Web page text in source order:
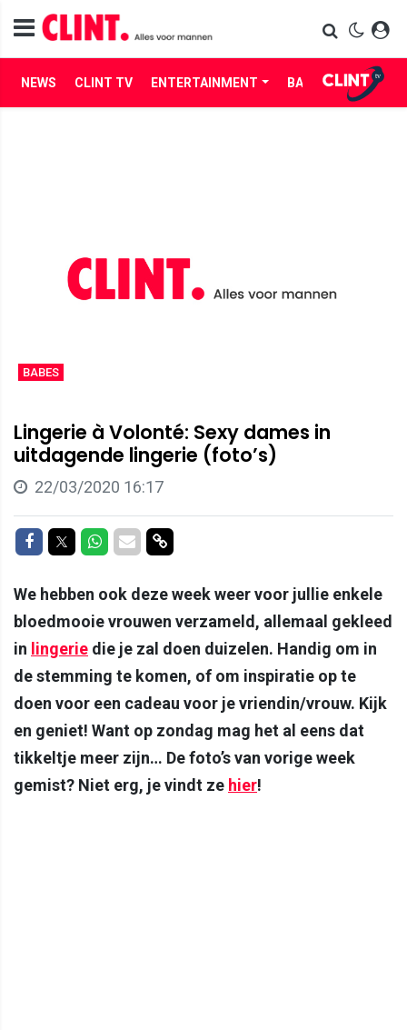
NEWS CLINT TV ENTERTAINMENT BABES LIFE
BABES
Lingerie à Volonté: Sexy dames in
uitdagende lingerie (foto’s)
22/03/2020 16:17
Delen op Facebook
Delen op Twitter
Delen op Whatsapp
Delen via Mail
Delen via link
We hebben ook deze week weer voor jullie enkele
bloedmooie vrouwen verzameld, allemaal gekleed
in lingerie die je zal doen duizelen. Handig om in
de stemming te komen, of om inspiratie op te
doen voor een cadeau voor je vriendin/vrouw. Kijk
en geniet! Want op zondag mag het al eens dat
tikkeltje meer zijn… De foto’s van vorige week
gemist? Niet erg, je vindt ze hier!